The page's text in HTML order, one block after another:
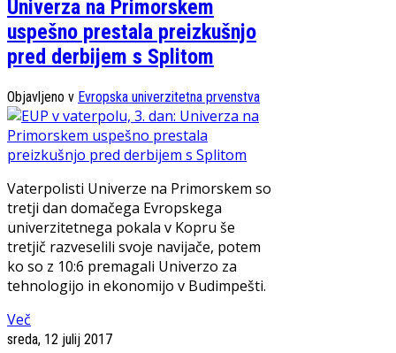
Univerza na Primorskem
uspešno prestala preizkušnjo
pred derbijem s Splitom
Objavljeno v Evropska univerzitetna prvenstva
Vaterpolisti Univerze na Primorskem so
tretji dan domačega Evropskega
univerzitetnega pokala v Kopru še
tretjič razveselili svoje navijače, potem
ko so z 10:6 premagali Univerzo za
tehnologijo in ekonomijo v Budimpešti.
Več
sreda, 12 julij 2017